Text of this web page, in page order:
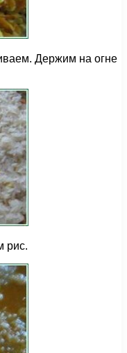
Держим на огне
рис.